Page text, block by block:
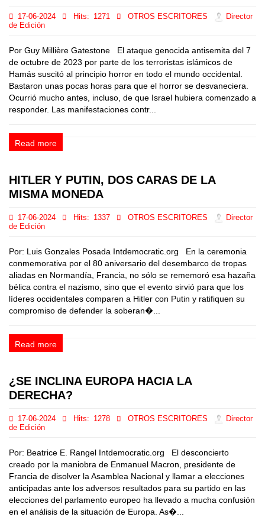
17-06-2024 Hits: 1271 OTROS ESCRITORES
Director
de Edición
Por Guy Millière Gatestone El ataque genocida antisemita del 7
de octubre de 2023 por parte de los terroristas islámicos de
Hamás suscitó al principio horror en todo el mundo occidental.
Bastaron unas pocas horas para que el horror se desvaneciera.
Ocurrió mucho antes, incluso, de que Israel hubiera comenzado a
responder. Las manifestaciones contr...
Read more
HITLER Y PUTIN, DOS CARAS DE LA
MISMA MONEDA
17-06-2024 Hits: 1337 OTROS ESCRITORES
Director
de Edición
Por: Luis Gonzales Posada Intdemocratic.org En la ceremonia
conmemorativa por el 80 aniversario del desembarco de tropas
aliadas en Normandía, Francia, no sólo se rememoró esa hazaña
bélica contra el nazismo, sino que el evento sirvió para que los
líderes occidentales comparen a Hitler con Putin y ratifiquen su
compromiso de defender la soberan�...
Read more
¿SE INCLINA EUROPA HACIA LA
DERECHA?
17-06-2024 Hits: 1278 OTROS ESCRITORES
Director
de Edición
Por: Beatrice E. Rangel Intdemocratic.org El desconcierto
creado por la maniobra de Enmanuel Macron, presidente de
Francia de disolver la Asamblea Nacional y llamar a elecciones
anticipadas ante los adversos resultados para su partido en las
elecciones del parlamento europeo ha llevado a mucha confusión
en el análisis de la situación de Europa. As�...